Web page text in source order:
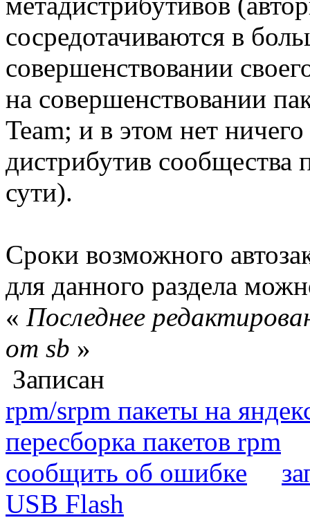
сосредотачиваются в
совершенствовании
на совершенствовании
Team; и в этом нет
дистрибутив сообщества
сути).
Сроки возможного
для данного раздела
« Последнее
от sb »
Записан
rpm/srpm пакеты на
пересборка пакетов rpm
сообщить об ошибке
USB Flash